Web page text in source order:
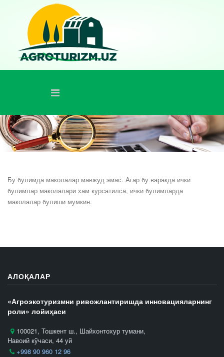
Бу булимда маколалар мавжуд эмас. Агар бу варакда ички
булимлар маколалари хам курсатилса, ички булимларда
маколалар булиши мумкин.
АЛОҚАЛАР
«Агроэкотуризмни ривожлантиришда инновацияларнинг
роли» лойиҳаси
100021, Тошкент ш., Шайхонтохур тумани,
Навоий кўчаси, 44 уй
+998 90 960 12 96